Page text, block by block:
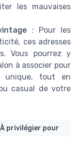
les mauvaises
: Pour les
ces adresses
Vous pourrez y
à associer pour
unique, tout en
casual de votre
À privilégier pour